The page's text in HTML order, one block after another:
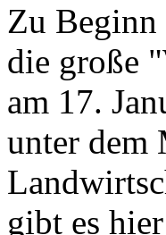
Zu Beginn
die große
am 17.
unter dem
gibt es